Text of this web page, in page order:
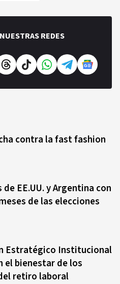
REDES
contra la fast fashion
EE.UU. y Argentina con
de las elecciones
Estratégico Institucional
el bienestar de los
retiro laboral